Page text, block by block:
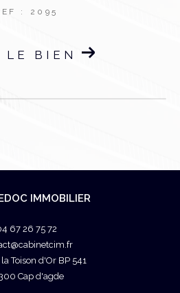
: 2095
LE BIEN
IMMOBILIER
67 26 75 72
Toison d'Or BP 541
cap d'agde